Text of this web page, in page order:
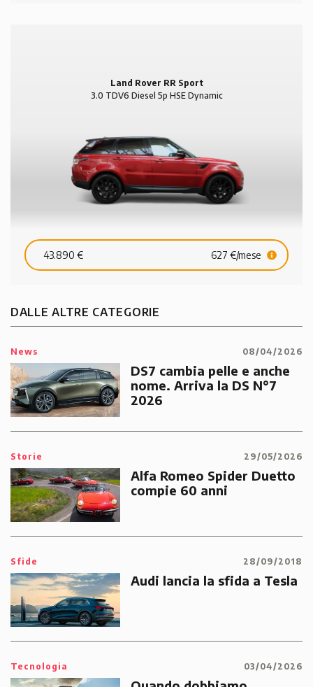
Land Rover RR Sport
3.0 TDV6 Diesel 5p HSE Dynamic
43.890 € 627 €/mese
DALLE ALTRE CATEGORIE
News 08/04/2026
DS7 cambia pelle e anche
nome. Arriva la DS N°7
2026
Storie 29/05/2026
Alfa Romeo Spider Duetto
compie 60 anni
Sfide 28/09/2018
Audi lancia la sfida a Tesla
Tecnologia 03/04/2026